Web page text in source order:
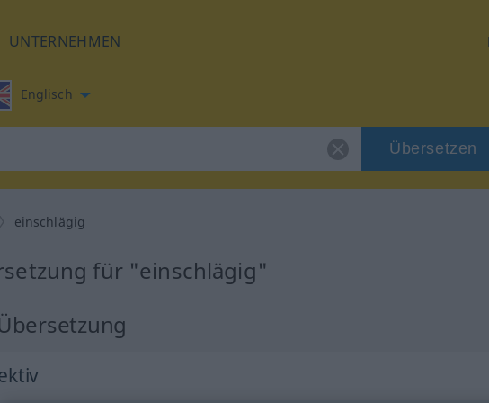
UNTERNEHMEN
Englisch
Übersetzen
einschlägig
für "einschlägig"